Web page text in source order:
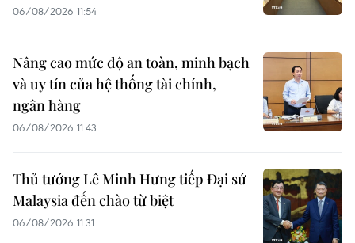
06/08/2026 11:54
Nâng cao mức độ an toàn, minh bạch
và uy tín của hệ thống tài chính,
ngân hàng
06/08/2026 11:43
Thủ tướng Lê Minh Hưng tiếp Đại sứ
Malaysia đến chào từ biệt
06/08/2026 11:31